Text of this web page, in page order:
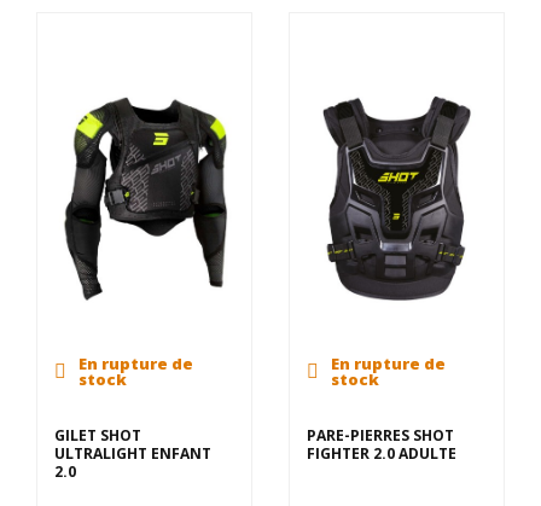
En rupture de
stock
GILET SHOT
ULTRALIGHT ENFANT
2.0
En rupture de
stock
PARE-PIERRES SHOT
FIGHTER 2.0 ADULTE